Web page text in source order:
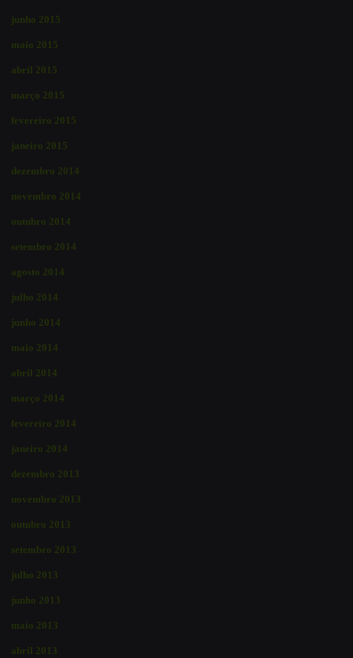
junho 2015
maio 2015
abril 2015
março 2015
fevereiro 2015
janeiro 2015
dezembro 2014
novembro 2014
outubro 2014
setembro 2014
agosto 2014
julho 2014
junho 2014
maio 2014
abril 2014
março 2014
fevereiro 2014
janeiro 2014
dezembro 2013
novembro 2013
outubro 2013
setembro 2013
julho 2013
junho 2013
maio 2013
abril 2013